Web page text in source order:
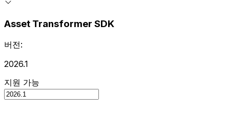
Asset Transformer SDK
버전:
2026.1
지원 가능